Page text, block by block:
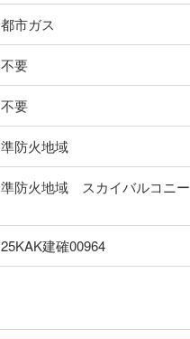
都市ガス
不要
不要
準防火地域
準防火地域 スカイバルコニー
25KAK建確00964